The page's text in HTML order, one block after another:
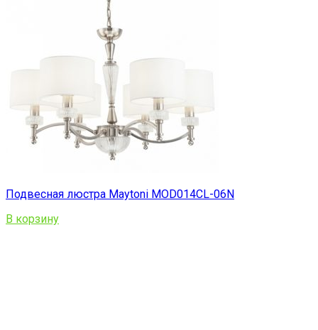
Подвесная люстра Maytoni MOD014CL-06N
В корзину